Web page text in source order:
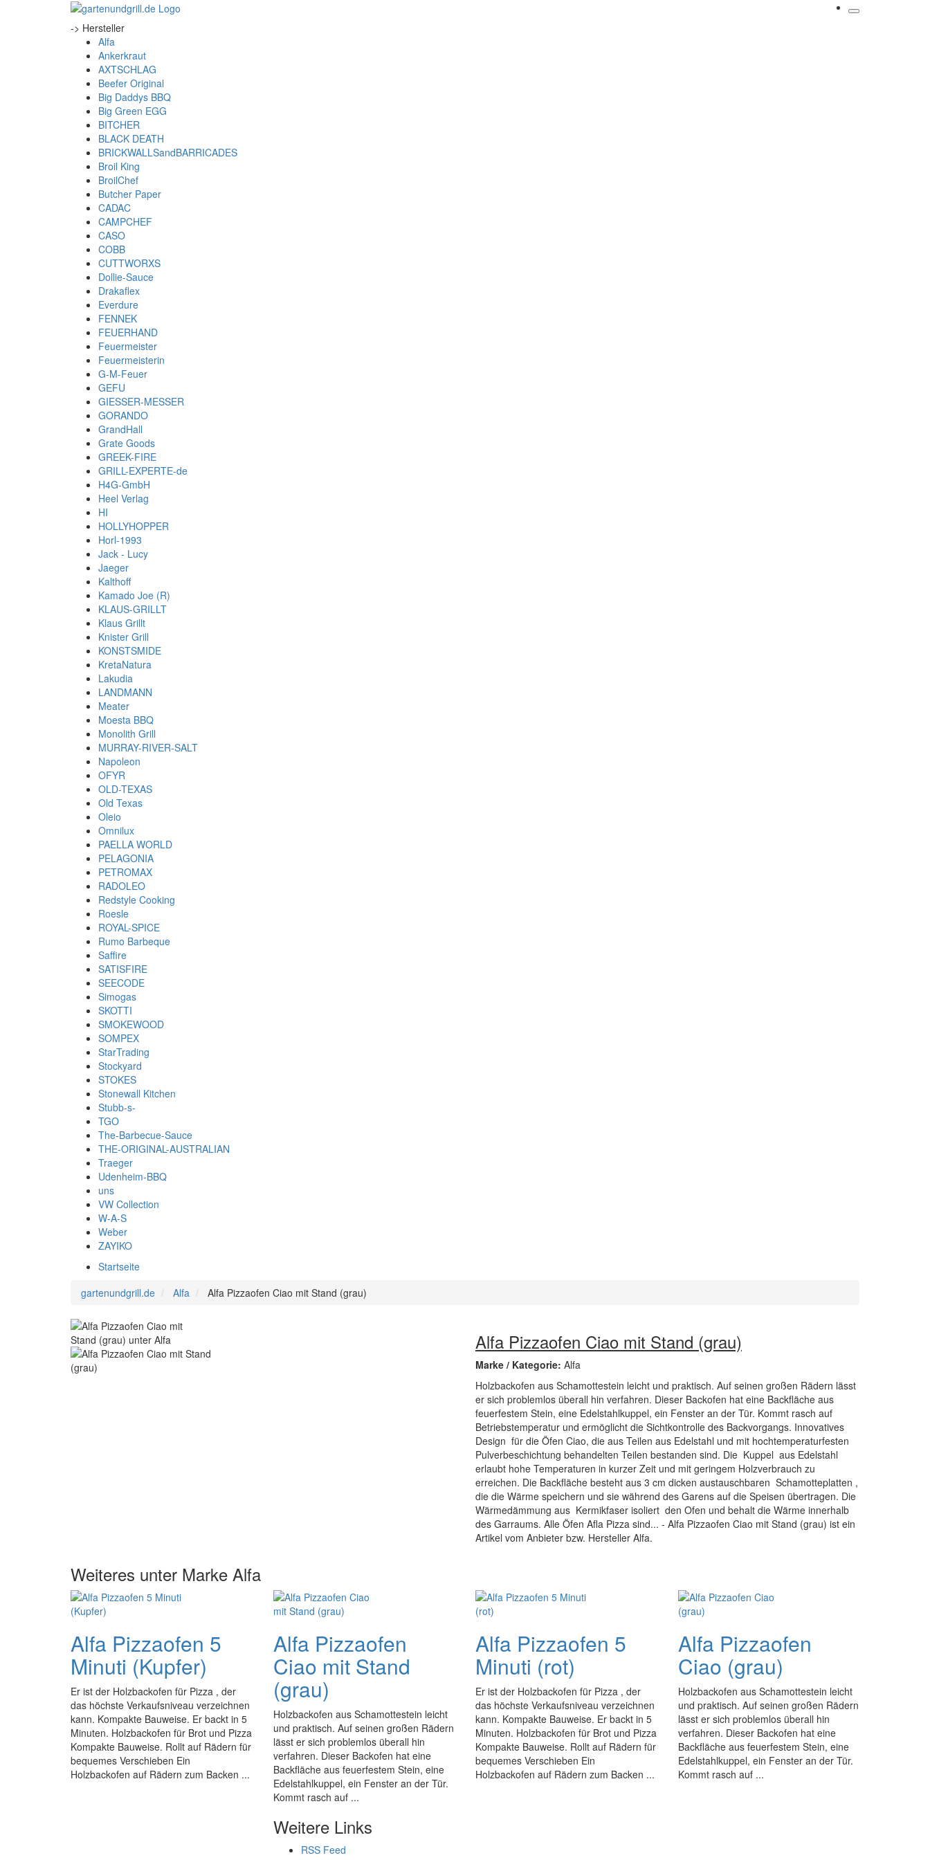
-> Hersteller
Alfa
Ankerkraut
AXTSCHLAG
Beefer Original
Big Daddys BBQ
Big Green EGG
BITCHER
BLACK DEATH
BRICKWALLSandBARRICADES
Broil King
BroilChef
Butcher Paper
CADAC
CAMPCHEF
CASO
COBB
CUTTWORXS
Dollie-Sauce
Drakaflex
Everdure
FENNEK
FEUERHAND
Feuermeister
Feuermeisterin
G-M-Feuer
GEFU
GIESSER-MESSER
GORANDO
GrandHall
Grate Goods
GREEK-FIRE
GRILL-EXPERTE-de
H4G-GmbH
Heel Verlag
HI
HOLLYHOPPER
Horl-1993
Jack - Lucy
Jaeger
Kalthoff
Kamado Joe (R)
KLAUS-GRILLT
Klaus Grillt
Knister Grill
KONSTSMIDE
KretaNatura
Lakudia
LANDMANN
Meater
Moesta BBQ
Monolith Grill
MURRAY-RIVER-SALT
Napoleon
OFYR
OLD-TEXAS
Old Texas
Oleio
Omnilux
PAELLA WORLD
PELAGONIA
PETROMAX
RADOLEO
Redstyle Cooking
Roesle
ROYAL-SPICE
Rumo Barbeque
Saffire
SATISFIRE
SEECODE
Simogas
SKOTTI
SMOKEWOOD
SOMPEX
StarTrading
Stockyard
STOKES
Stonewall Kitchen
Stubb-s-
TGO
The-Barbecue-Sauce
THE-ORIGINAL-AUSTRALIAN
Traeger
Udenheim-BBQ
uns
VW Collection
W-A-S
Weber
ZAYIKO
Startseite
gartenundgrill.de
Alfa Alfa Pizzaofen Ciao mit Stand (grau)
Alfa Pizzaofen Ciao mit Stand (grau)
Marke / Kategorie: Alfa
Holzbackofen aus Schamottestein leicht und praktisch. Auf seinen großen Rädern lässt
er sich problemlos überall hin verfahren. Dieser Backofen hat eine Backfläche aus
feuerfestem Stein, eine Edelstahlkuppel, ein Fenster an der Tür. Kommt rasch auf
Betriebstemperatur und ermöglicht die Sichtkontrolle des Backvorgangs. Innovatives
Design für die Öfen Ciao, die aus Teilen aus Edelstahl und mit hochtemperaturfesten
Pulverbeschichtung behandelten Teilen bestanden sind. Die Kuppel aus Edelstahl
erlaubt hohe Temperaturen in kurzer Zeit und mit geringem Holzverbrauch zu
erreichen. Die Backfläche besteht aus 3 cm dicken austauschbaren Schamotteplatten ,
die die Wärme speichern und sie während des Garens auf die Speisen übertragen. Die
Wärmedämmung aus Kermikfaser isoliert den Ofen und behalt die Wärme innerhalb
des Garraums. Alle Öfen Afla Pizza sind... - Alfa Pizzaofen Ciao mit Stand (grau) ist ein
Artikel vom Anbieter bzw. Hersteller Alfa.
Weiteres unter Marke Alfa
Alfa Pizzaofen 5
Minuti (Kupfer)
Er ist der Holzbackofen für Pizza , der
das höchste Verkaufsniveau verzeichnen
kann. Kompakte Bauweise. Er backt in 5
Minuten. Holzbackofen für Brot und Pizza
Kompakte Bauweise. Rollt auf Rädern für
bequemes Verschieben Ein
Holzbackofen auf Rädern zum Backen ...
Alfa Pizzaofen
Ciao mit Stand
(grau)
Holzbackofen aus Schamottestein leicht
und praktisch. Auf seinen großen Rädern
lässt er sich problemlos überall hin
verfahren. Dieser Backofen hat eine
Backfläche aus feuerfestem Stein, eine
Edelstahlkuppel, ein Fenster an der Tür.
Kommt rasch auf ...
Alfa Pizzaofen 5
Minuti (rot)
Er ist der Holzbackofen für Pizza , der
das höchste Verkaufsniveau verzeichnen
kann. Kompakte Bauweise. Er backt in 5
Minuten. Holzbackofen für Brot und Pizza
Kompakte Bauweise. Rollt auf Rädern für
bequemes Verschieben Ein
Holzbackofen auf Rädern zum Backen ...
Alfa Pizzaofen
Ciao (grau)
Holzbackofen aus Schamottestein leicht
und praktisch. Auf seinen großen Rädern
lässt er sich problemlos überall hin
verfahren. Dieser Backofen hat eine
Backfläche aus feuerfestem Stein, eine
Edelstahlkuppel, ein Fenster an der Tür.
Kommt rasch auf ...
Weitere Links
RSS Feed